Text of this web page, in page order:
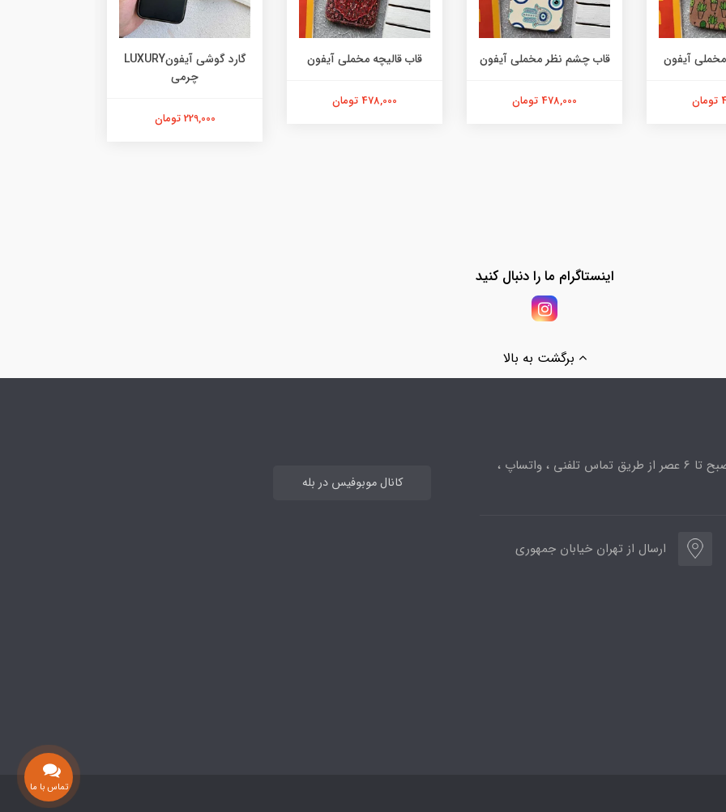
آیفون قاب چشم نظر مخملی آیفون
478,000 تومان
قاب قالیچه مخملی آیفون
478,000 تومان
گارد گوشی آیفونLUXURY
چرمی
229,000 تومان
اینستاگرام ما را دنبال کنید
برگشت به بالا
ساعت پاسخگویی از 10صبح تا 6 عصر از طریق تماس تلفنی ، واتساپ ،
ارسال از تهران خیابان جمهوری
کانال موبوفیس در بله
تماس با ما